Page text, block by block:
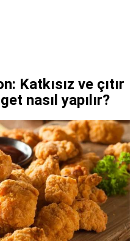
Katkısız ve çıtır
nasıl yapılır?